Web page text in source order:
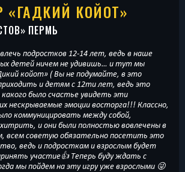
«ГАДКИЙ КОЙОТ»
» ПЕРМЬ
подростков 12-14 лет, ведь в наше
детей ничем не удивишь… и тут мы
койот» ( Вы не подумайте, в это
и детям с 12ти лет, ведь это
было счастье увидеть эти
нескрываемые эмоции восторга!!! Классно,
коммуницировать между собой,
и они были полностью вовлечены в
всем советую обязательно посетить это
ведь и подросткам и взрослым будет
участие👍 Теперь буду ждать с
мы пойдем на эту игру уже взрослыми 😜